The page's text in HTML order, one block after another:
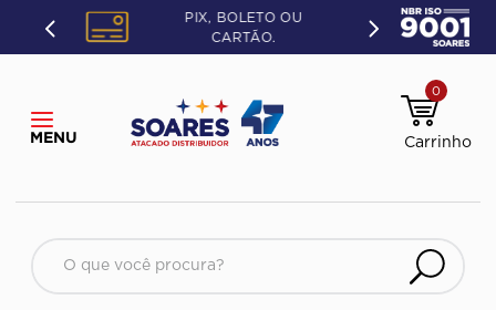
PIX, BOLETO OU
CARTÃO.
0
O que você procura?